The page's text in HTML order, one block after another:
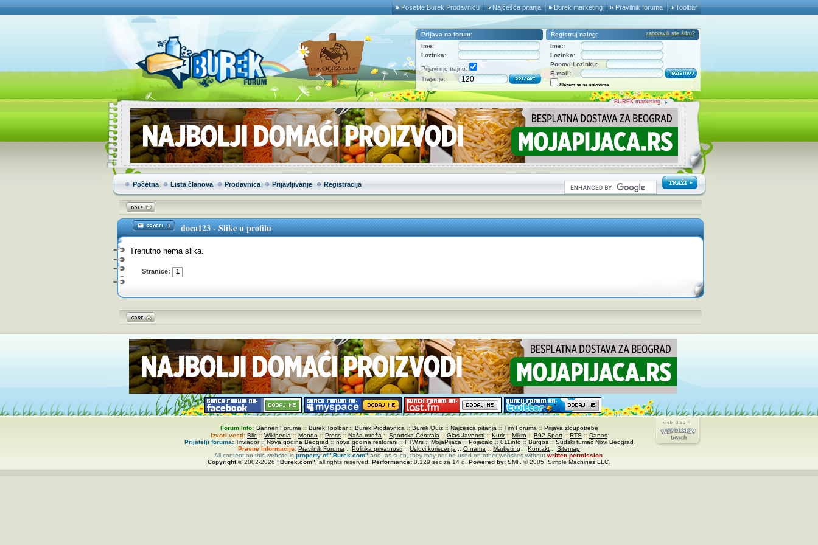
Toolbar
Pravilnik foruma
Burek marketing
Najčešća pitanja
Posetite Burek Prodavnicu
Prijava na forum:
Ime:
Lozinka:
Prijavi me trajno:
Trajanje:
Registruj nalog: zaboravili ste šifru?
Ime:
Lozinka:
Ponovi Lozinku:
E-mail:
Slažem se sa uslovima
BUREK marketing
Početna Lista članova Prodavnica Prijavljivanje Registracija
doca123-Slike u profilu
Trenutno nema slika.
Stranice: 1
Forum Info: Banneri Foruma :: Burek Toolbar:: Burek Prodavnica :: Burek Quiz:: Najcesca pitanja :: Tim Foruma :: Prijava zloupotrebe
Izvori vesti: Blic :: Wikipedia :: Mondo :: Press :: Naša mreža :: Sportska Centrala :: Glas Javnosti :: Kurir:: Mikro :: B92 Sport :: RTS :: Danas
Prijatelji foruma: Triviador:: Nova godina Beograd :: nova godina restorani :: FTW.rs :: MojaPijaca :: Pojacalo :: 011info :: Burgos :: Sudski tumač Novi Beograd
Pravne Informacije: Pravilnik Foruma :: Politika privatnosti :: Uslovi koriscenja :: O nama :: Marketing :: Kontakt :: Sitemap
All content on this website is property of"Burek.com" and, as such, they may not be used on other websites withoutwritten permission.
Copyright© 2002-2026 "Burek.com" , all rights reserved. Performance: 0.129 sec za 14 q. Powered by: SMF. © 2005, Simple Machines LLC